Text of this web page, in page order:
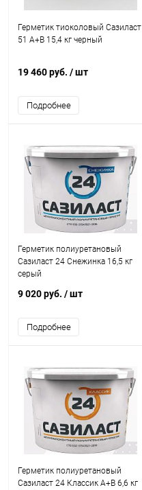
Герметик тиоколовый Сазиласт
51 A+B 15,4 кг черный
19 460 руб. / шт
Подробнее
Герметик полиуретановый
Сазиласт 24 Снежинка 16,5 кг
серый
9 020 руб. / шт
Подробнее
Герметик полиуретановый
Сазиласт 24 Классик A+B 6,6 кг